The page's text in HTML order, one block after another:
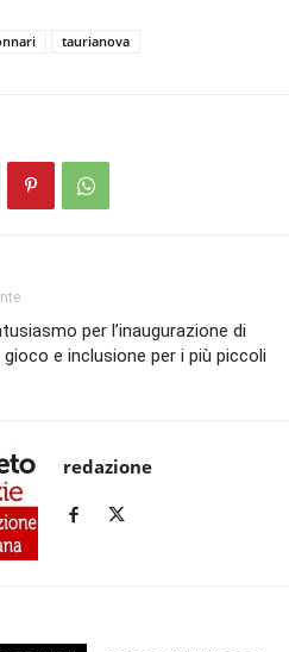
taurianova
per l’inaugurazione di
e inclusione per i più piccoli
redazione